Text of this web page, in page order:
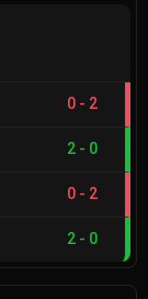
0 - 2
2 - 0
0 - 2
2 - 0